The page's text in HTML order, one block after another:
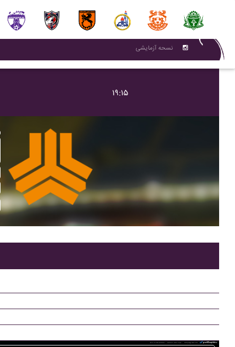
نسحه آزمایشی
۱۹:۱۵